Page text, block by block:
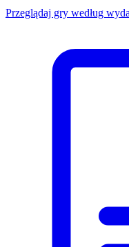
Przeglądaj gry według